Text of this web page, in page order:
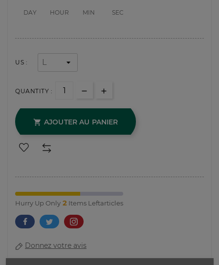
DAY HOUR MIN SEC
US :
QUANTITY :
 AJOUTER AU PANIER
Hurry Up Only 2 Items Leftarticles
Donnez votre avis